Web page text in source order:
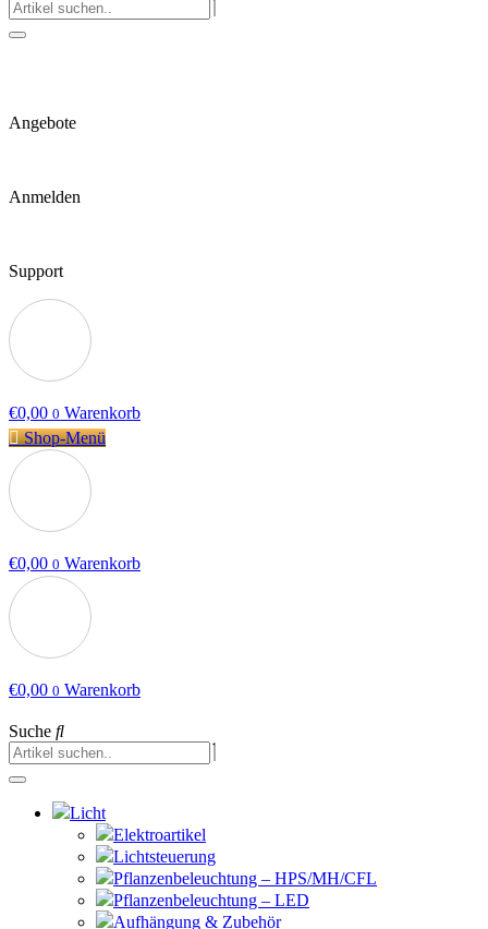
Angebote
Anmelden
Support
€0,00 0 Warenkorb
Shop-Menü
€0,00 0 Warenkorb
€0,00 0 Warenkorb
Suche
Licht
Elektroartikel
Lichtsteuerung
Pflanzenbeleuchtung – HPS/MH/CFL
Pflanzenbeleuchtung – LED
Aufhängung & Zubehör